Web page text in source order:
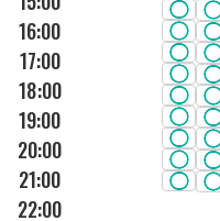
16:00
17:00
18:00
19:00
20:00
21:00
22:00